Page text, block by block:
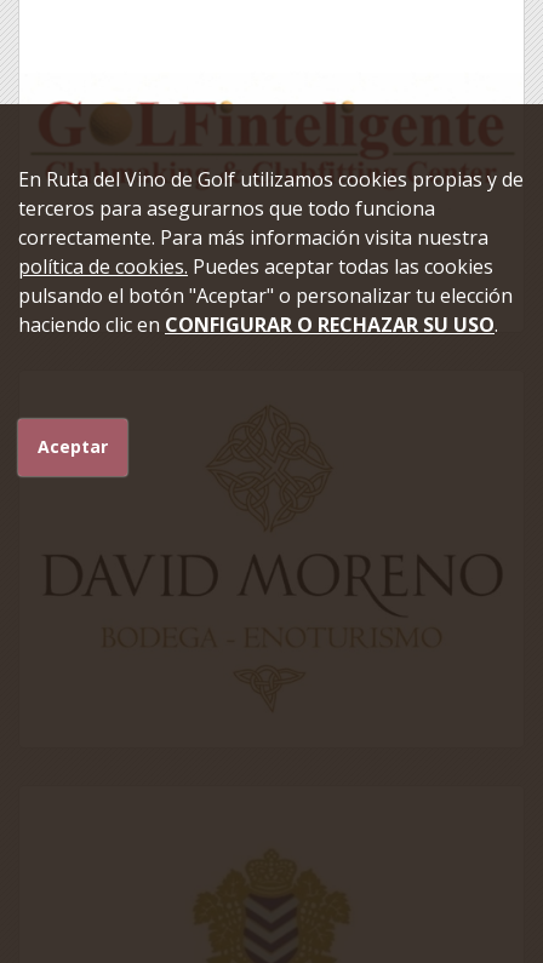
En Ruta del Vino de Golf utilizamos cookies propias y de
terceros para asegurarnos que todo funciona
correctamente. Para más información visita nuestra
política de cookies. Puedes aceptar todas las cookies
pulsando el botón "Aceptar" o personalizar tu elección
haciendo clic en CONFIGURAR O RECHAZAR SU USO.
Aceptar